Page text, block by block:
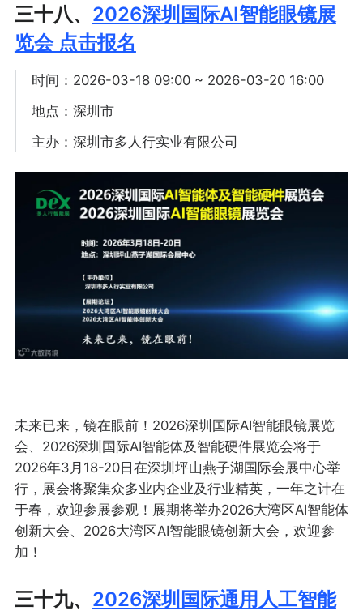
三十八、 2026深圳国际AI智能眼镜展
览会 点击报名
时间：2026-03-18 09:00 ~ 2026-03-20 16:00
地点：深圳市
主办：深圳市多人行实业有限公司
未来已来，镜在眼前！2026深圳国际AI智能眼镜展览
会、2026深圳国际AI智能体及智能硬件展览会将于
2026年3月18-20日在深圳坪山燕子湖国际会展中心举
行，展会将聚集众多业内企业及行业精英，一年之计在
于春，欢迎参展参观！展期将举办2026大湾区AI智能体
创新大会、2026大湾区AI智能眼镜创新大会，欢迎参
加！
三十九、 2026深圳国际通用人工智能